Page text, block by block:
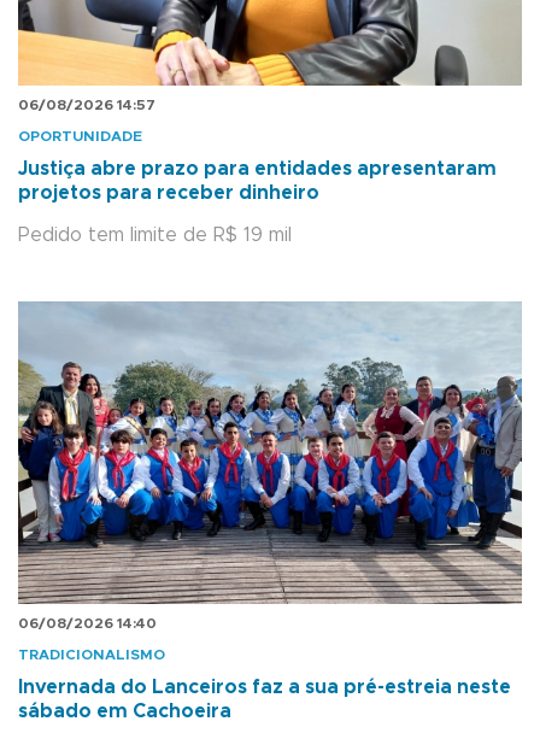
06/08/2026 14:57
OPORTUNIDADE
Justiça abre prazo para entidades apresentaram
projetos para receber dinheiro
Pedido tem limite de R$ 19 mil
06/08/2026 14:40
TRADICIONALISMO
Invernada do Lanceiros faz a sua pré-estreia neste
sábado em Cachoeira